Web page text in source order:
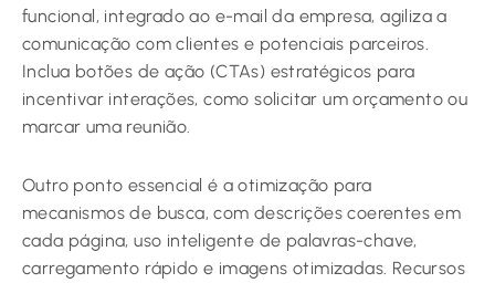
funcional, integrado ao e-mail da empresa, agiliza a
comunicação com clientes e potenciais parceiros.
Inclua botões de ação (CTAs) estratégicos para
incentivar interações, como solicitar um orçamento ou
marcar uma reunião.
Outro ponto essencial é a otimização para
mecanismos de busca, com descrições coerentes em
cada página, uso inteligente de palavras-chave,
carregamento rápido e imagens otimizadas. Recursos